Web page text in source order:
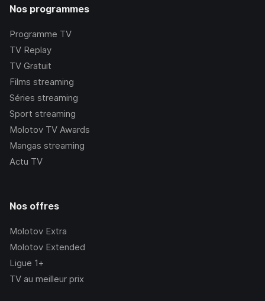
Nos programmes
Programme TV
TV Replay
TV Gratuit
Films streaming
Séries streaming
Sport streaming
Molotov TV Awards
Mangas streaming
Actu TV
Nos offres
Molotov Extra
Molotov Extended
Ligue 1+
TV au meilleur prix